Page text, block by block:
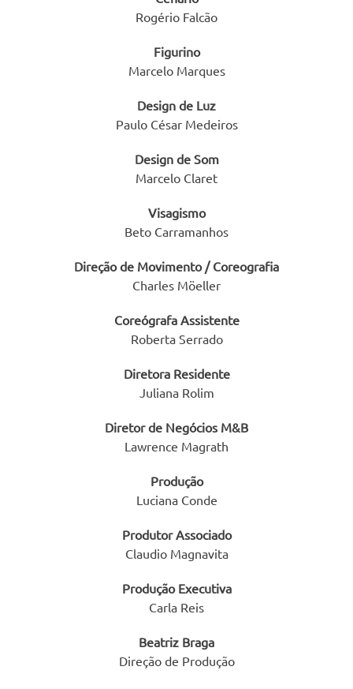
Rogério Falcão
Figurino
Marcelo Marques
Design de Luz
Paulo César Medeiros
Design de Som
Marcelo Claret
Visagismo
Beto Carramanhos
Direção de Movimento / Coreografia
Charles Möeller
Coreógrafa Assistente
Roberta Serrado
Diretora Residente
Juliana Rolim
Diretor de Negócios M&B
Lawrence Magrath
Produção
Luciana Conde
Produtor Associado
Claudio Magnavita
Produção Executiva
Carla Reis
Beatriz Braga
Direção de Produção